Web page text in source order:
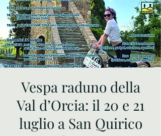
Vespa raduno della
Val d’Orcia: il 20 e 21
luglio a San Quirico